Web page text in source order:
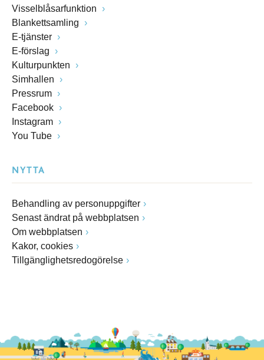
Visselblåsarfunktion
Blankettsamling
E-tjänster
E-förslag
Kulturpunkten
Simhallen
Pressrum
Facebook
Instagram
You Tube
NYTTA
Behandling av personuppgifter
Senast ändrat på webbplatsen
Om webbplatsen
Kakor, cookies
Tillgänglighetsredogörelse